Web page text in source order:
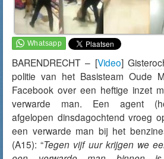
BARENDRECHT – [Video]
politie van het Basisteam Oude
Facebook over een heftige inzet
verwarde man. Een agent
afgelopen dinsdagochtend vroeg
een verwarde man bij het
(A15): “Tegen vijf uur krijgen we